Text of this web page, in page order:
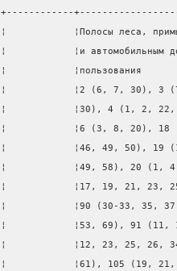
+------------
¦            ¦Полосы леса,
¦            ¦и
¦
¦            ¦2 (6, 7, 30), 3
¦            ¦30), 4 (1, 2,
¦            ¦6 (3, 8, 20), 18
¦            ¦46, 49, 50), 19
¦            ¦49, 58), 20 (1,
¦            ¦17, 19, 21, 23,
¦            ¦90 (30-33, 35,
¦            ¦53, 69), 91
¦            ¦12, 23, 25, 26,
¦            ¦61), 105 (19,